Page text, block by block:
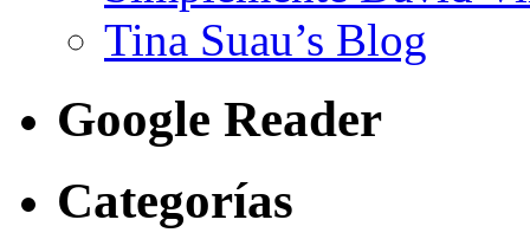
Tina Suau’s Blog
Google Reader
Categorías